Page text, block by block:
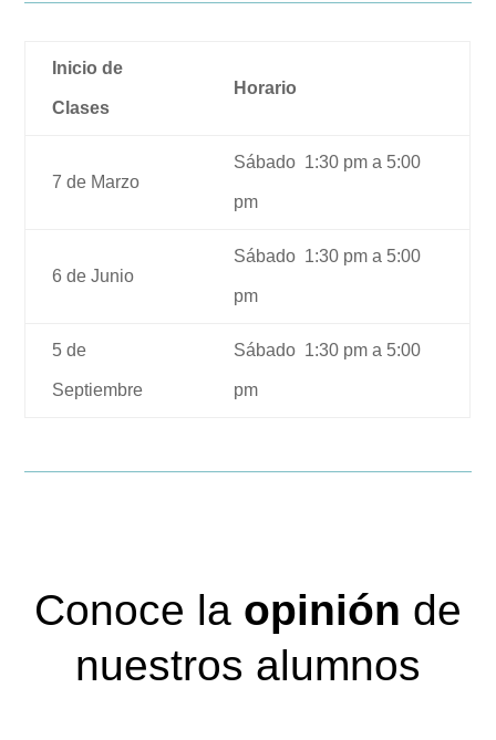
Inicio de
Clases
Horario
7 de Marzo
Sábado 1:30 pm a 5:00
pm
6 de Junio
Sábado 1:30 pm a 5:00
pm
5 de
Septiembre
Sábado 1:30 pm a 5:00
pm
Conoce la opinión de
nuestros alumnos